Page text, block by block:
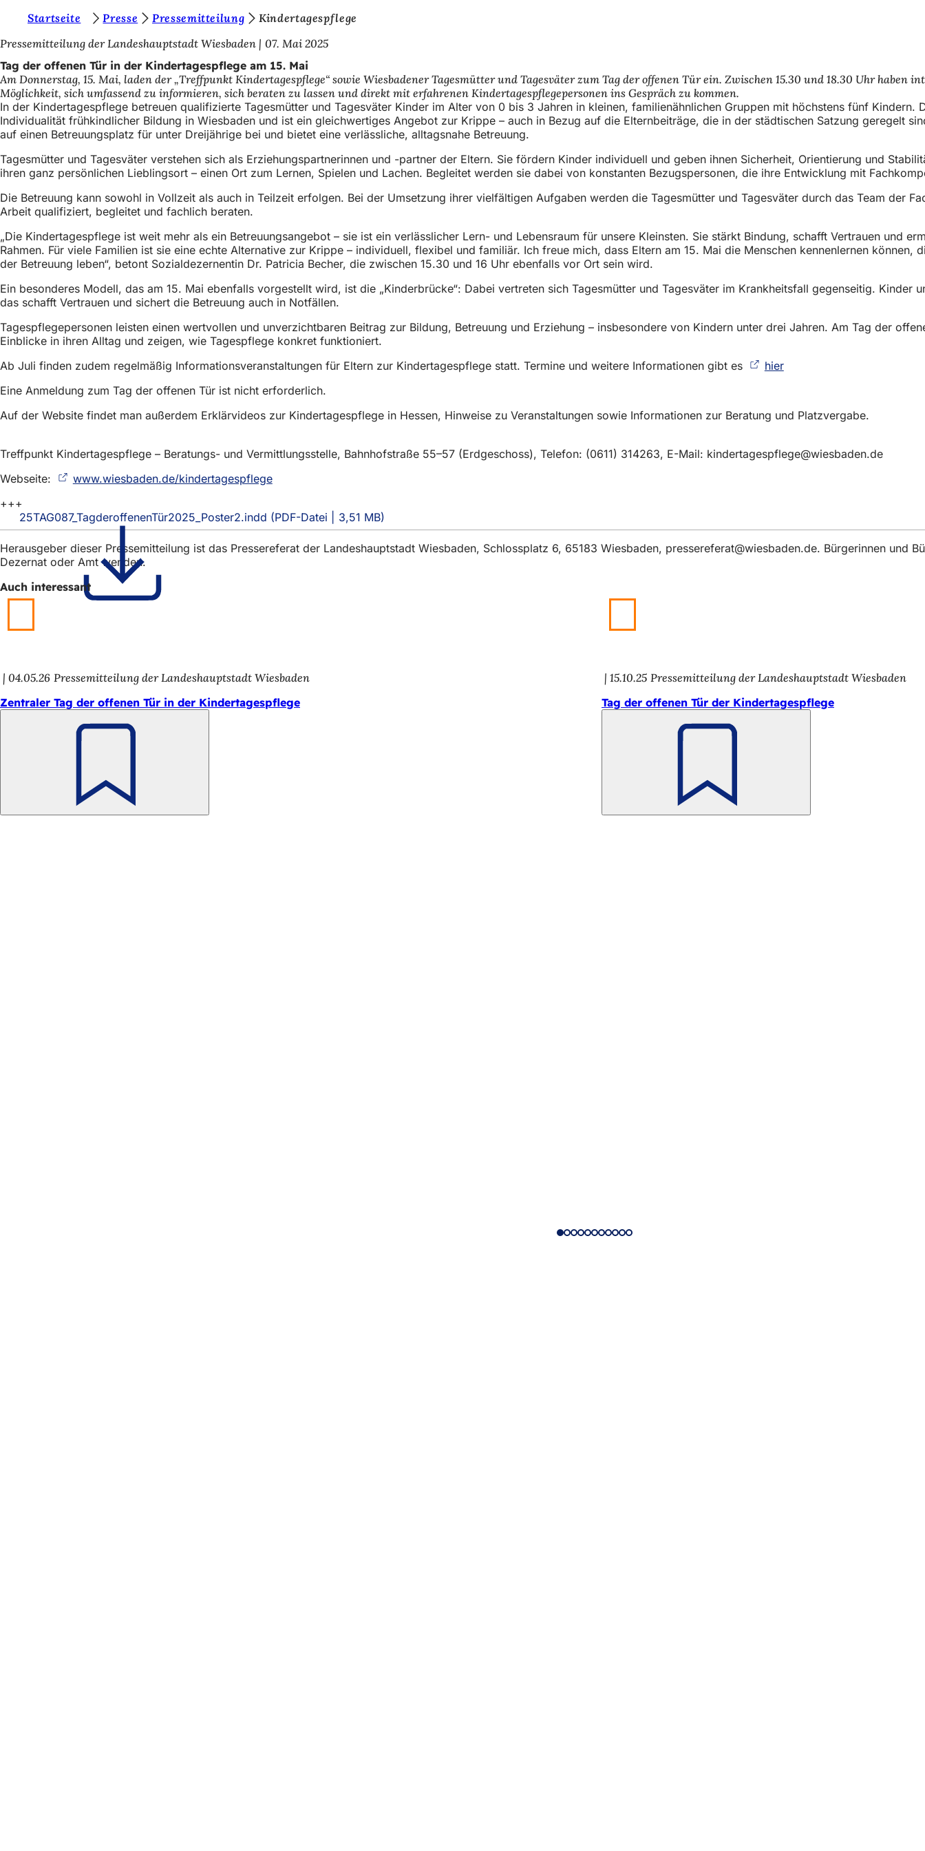
Inhalt anspringen
i
e
b
e
f
i
n
d
e
n
s
c
h
h
i
e
r
Startseite Presse Pressemitteilung
Kindertagespflege
Pressemitteilung der Landeshauptstadt Wiesbaden
07. Mai 2025
Tag der offenen Tür in der Kindertagespflege am 15. Mai
Am Donnerstag, 15. Mai, laden der „Treffpunkt Kindertagespflege“ sowie Wiesbadener Tagesmütter und Tagesväter zum Tag der offenen Tür ein. Zwischen 15.30 und 18.30 Uhr haben
Möglichkeit, sich umfassend zu informieren, sich beraten zu lassen und direkt mit erfahrenen Kindertagespflegepersonen ins Gespräch zu kommen.
In der Kindertagespflege betreuen qualifizierte Tagesmütter und Tagesväter Kinder im Alter von 0 bis 3 Jahren in kleinen, familienähnlichen Gruppen mit höchstens fünf
Individualität frühkindlicher Bildung in Wiesbaden und ist ein gleichwertiges Angebot zur Krippe – auch in Bezug auf die Elternbeiträge, die in der städtischen Satzung geregelt
auf einen Betreuungsplatz für unter Dreijährige bei und bietet eine verlässliche, alltagsnahe Betreuung.
Tagesmütter und Tagesväter verstehen sich als Erziehungspartnerinnen und -partner der Eltern. Sie fördern Kinder individuell und geben ihnen Sicherheit, Orientierung und
ihren ganz persönlichen Lieblingsort – einen Ort zum Lernen, Spielen und Lachen. Begleitet werden sie dabei von konstanten Bezugspersonen, die ihre Entwicklung mit
Die Betreuung kann sowohl in Vollzeit als auch in Teilzeit erfolgen. Bei der Umsetzung ihrer vielfältigen Aufgaben werden die Tagesmütter und Tagesväter durch das Team der
Arbeit qualifiziert, begleitet und fachlich beraten.
„Die Kindertagespflege ist weit mehr als ein Betreuungsangebot – sie ist ein verlässlicher Lern- und Lebensraum für unsere Kleinsten. Sie stärkt Bindung, schafft Vertrauen und
Rahmen. Für viele Familien ist sie eine echte Alternative zur Krippe – individuell, flexibel und familiär. Ich freue mich, dass Eltern am 15. Mai die Menschen kennenlernen können,
der Betreuung leben“, betont Sozialdezernentin Dr. Patricia Becher, die zwischen 15.30 und 16 Uhr ebenfalls vor Ort sein wird.
Ein besonderes Modell, das am 15. Mai ebenfalls vorgestellt wird, ist die „Kinderbrücke“: Dabei vertreten sich Tagesmütter und Tagesväter im Krankheitsfall gegenseitig. Kinder
das schafft Vertrauen und sichert die Betreuung auch in Notfällen.
Tagespflegepersonen leisten einen wertvollen und unverzichtbaren Beitrag zur Bildung, Betreuung und Erziehung – insbesondere von Kindern unter drei Jahren. Am Tag der
Einblicke in ihren Alltag und zeigen, wie Tagespflege konkret funktioniert.
Ab Juli finden zudem regelmäßig Informationsveranstaltungen für Eltern zur Kindertagespflege statt. Termine und weitere Informationen gibt es
hier(Öffnet
Tab)
Eine Anmeldung zum Tag der offenen Tür ist nicht erforderlich.
Auf der Website findet man außerdem Erklärvideos zur Kindertagespflege in Hessen, Hinweise zu Veranstaltungen sowie Informationen zur Beratung und Platzvergabe.
Treffpunkt Kindertagespflege – Beratungs- und Vermittlungsstelle, Bahnhofstraße 55–57 (Erdgeschoss), Telefon: (0611) 314263, E-Mail: kindertagespflege wiesbaden de
Webseite:
www.wiesbaden.de/kindertagespflege(Öffnet
neuen
Tab)
+++
25TAG087_TagderoffenenTür2025_Poster2.indd
PDF-Datei 3,51 MB
Herausgeber dieser Pressemitteilung ist das Pressereferat der Landeshauptstadt Wiesbaden, Schlossplatz 6, 65183 Wiesbaden, pressereferat wiesbaden de. Bürgerinnen und
Dezernat oder Amt wenden.
Auch interessant
04.05.26 Pressemitteilung der Landeshauptstadt Wiesbaden
Zentraler Tag der offenen Tür in der Kindertagespflege
15.10.25 Pressemitteilung der Landeshauptstadt Wiesbaden
Tag der offenen Tür der Kindertagespflege